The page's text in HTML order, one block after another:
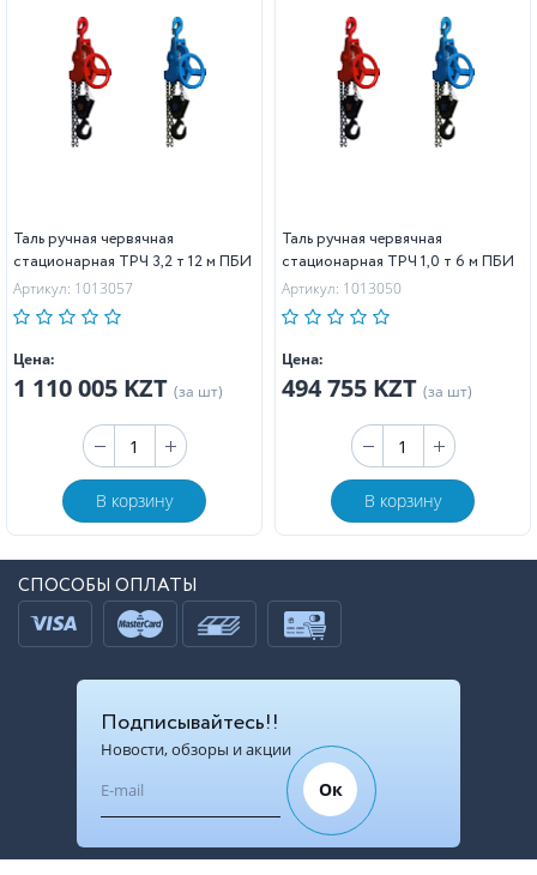
Таль ручная червячная
стационарная ТРЧ 3,2 т 12 м ПБИ
Артикул: 1013057
Цена:
1 110 005 KZT (за шт)
В корзину
Таль ручная червячная
стационарная ТРЧ 1,0 т 6 м ПБИ
Артикул: 1013050
Цена:
494 755 KZT (за шт)
В корзину
СПОСОБЫ ОПЛАТЫ
Подписывайтесь!!
Новости, обзоры и акции
Ок